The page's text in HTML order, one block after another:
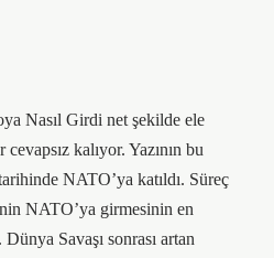
Nasıl Girdi net şekilde ele
kalıyor. Yazının bu
NATO’ya katıldı. Süreç
NATO’ya girmesinin en
Savaşı sonrası artan